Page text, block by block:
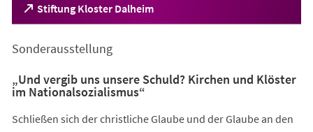
Stiftung Kloster Dalheim
(Öffnet
in
neuen
Sonderausstellung
„Und vergib uns unsere Schuld? Kirchen und Klöster
im Nationalsozialismus“
Schließen sich der christliche Glaube und der Glaube an den